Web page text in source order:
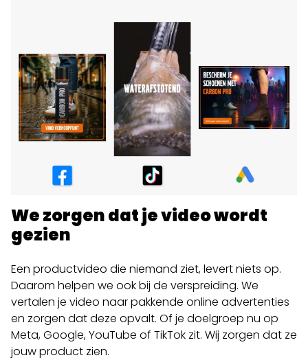
We zorgen dat je video wordt
gezien
Een productvideo die niemand ziet, levert niets op.
Daarom helpen we ook bij de verspreiding. We
vertalen je video naar pakkende online advertenties
en zorgen dat deze opvalt. Of je doelgroep nu op
Meta, Google, YouTube of TikTok zit. Wij zorgen dat ze
jouw product zien.